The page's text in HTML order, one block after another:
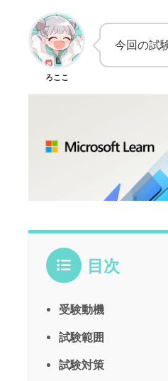
ろここ
今回の試
目次
受験動機
試験範囲
試験対策